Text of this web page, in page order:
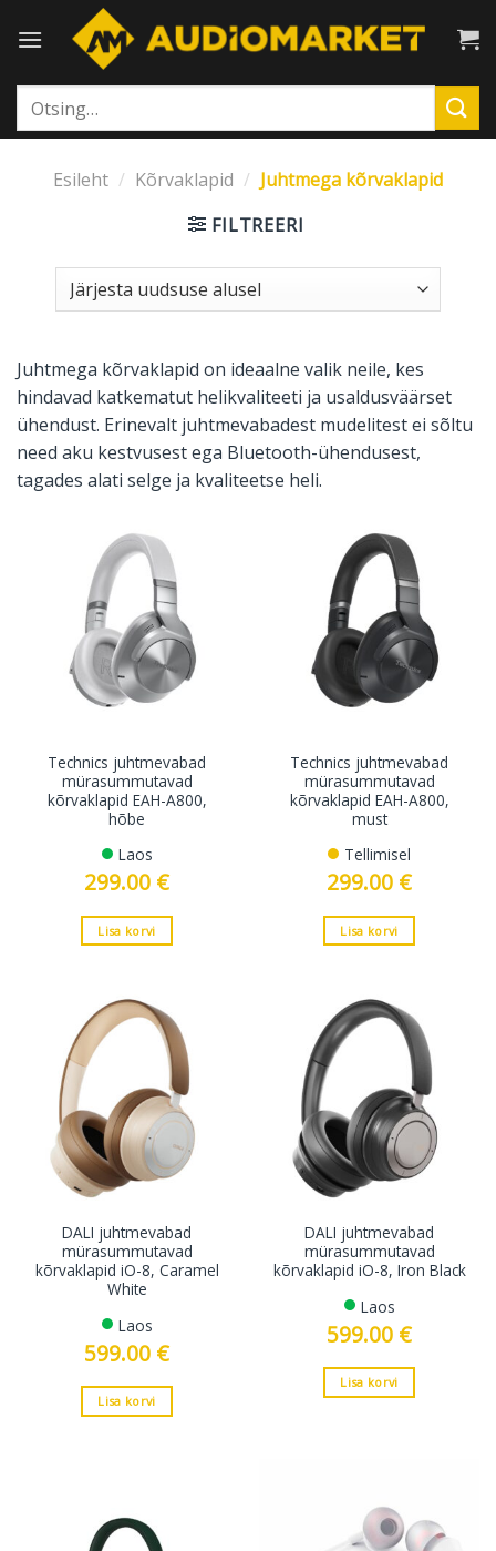
Otsi:
Esileht / Kõrvaklapid / Juhtmega kõrvaklapid
FILTREERI
Juhtmega kõrvaklapid on ideaalne valik neile, kes
hindavad katkematut helikvaliteeti ja usaldusväärset
ühendust. Erinevalt juhtmevabadest mudelitest ei sõltu
need aku kestvusest ega Bluetooth-ühendusest,
tagades alati selge ja kvaliteetse heli.
Technics juhtmevabad
mürasummutavad
kõrvaklapid EAH-A800,
hõbe
Laos
299.00 €
Lisa korvi
Technics juhtmevabad
mürasummutavad
kõrvaklapid EAH-A800,
must
Tellimisel
299.00 €
Lisa korvi
DALI juhtmevabad
mürasummutavad
kõrvaklapid iO-8, Caramel
White
Laos
599.00 €
Lisa korvi
DALI juhtmevabad
mürasummutavad
kõrvaklapid iO-8, Iron Black
Laos
599.00 €
Lisa korvi